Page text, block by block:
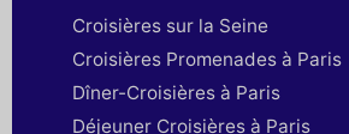
Croisières sur la Seine
Croisières Promenades à Paris
Dîner-Croisières à Paris
Déjeuner Croisières à Paris